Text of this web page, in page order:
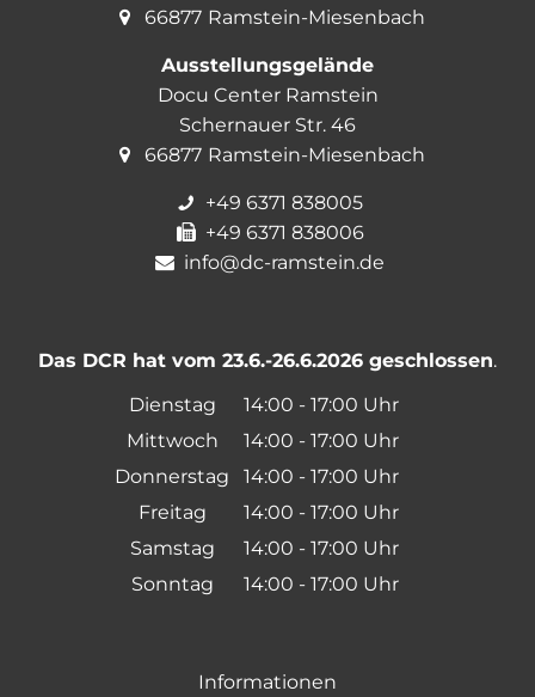
66877 Ramstein-Miesenbach
Ausstellungsgelände
Docu Center Ramstein
Schernauer Str. 46
66877 Ramstein-Miesenbach
+49 6371 838005
+49 6371 838006
info@dc-ramstein.de
Das DCR hat vom 23.6.-26.6.2026 geschlossen.
Dienstag
14:00 - 17:00 Uhr
Von 14:00 bis 17:00
Mittwoch 14:00 - 17:00 Uhr
Von 14:00 bis 17:00
Donnerstag 14:00 - 17:00 Uhr
Von 14:00 bis 17:00
Freitag 14:00 - 17:00 Uhr
Von 14:00 bis 17:00
Samstag 14:00 - 17:00 Uhr
Von 14:00 bis 17:00
Sonntag 14:00 - 17:00 Uhr
Informationen